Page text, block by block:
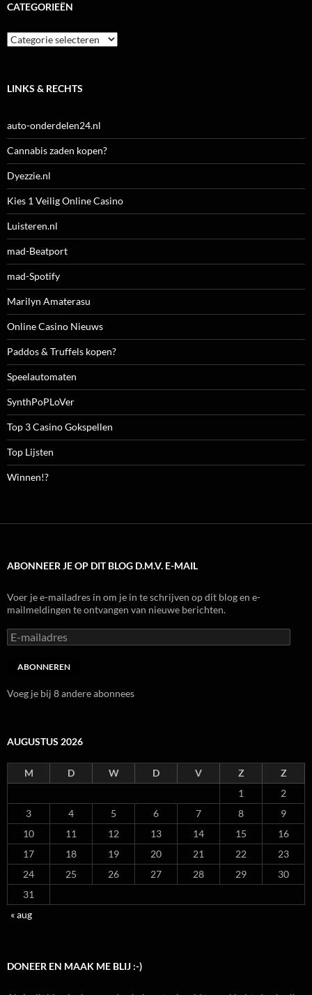
CATEGORIEËN
Categorieën
LINKS & RECHTS
auto-onderdelen24.nl
Cannabis zaden kopen?
Dyezzie.nl
Kies 1 Veilig Online Casino
Luisteren.nl
mad-Beatport
mad-Spotify
Marilyn Amaterasu
Online Casino Nieuws
Paddos & Truffels kopen?
Speelautomaten
SynthPoPLoVer
Top 3 Casino Gokspellen
Top Lijsten
Winnen!?
ABONNEER JE OP DIT BLOG D.M.V. E-MAIL
Voer je e-mailadres in om je in te schrijven op dit blog en e-
mailmeldingen te ontvangen van nieuwe berichten.
E-
mailadres
ABONNEREN
Voeg je bij 8 andere abonnees
AUGUSTUS 2026
M D W D V Z
Z
1
2
3
4 5 6 7 8
9
10
11 12 13 14 15
16
17
18 19 20 21 22
23
24
25 26 27 28 29
30
31
« aug
DONEER EN MAAK ME BLIJ :-)